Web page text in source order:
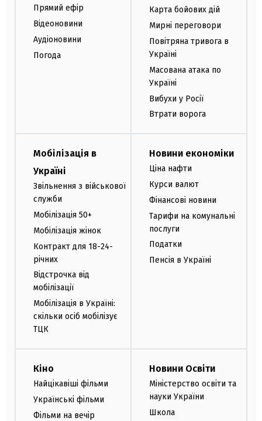
Прямий ефір
Відеоновини
Аудіоновини
Погода
Карта бойових дій
Мирні переговори
Повітряна тривога в
Україні
Масована атака по
Україні
Вибухи у Росії
Втрати ворога
Мобілізація в
Україні
Звільнення з військової
служби
Мобілізація 50+
Мобілізація жінок
Контракт для 18-24-
річних
Відстрочка від
мобілізації
Мобілізація в Україні:
скільки осіб мобілізує
ТЦК
Новини економіки
Ціна нафти
Курси валют
Фінансові новини
Тарифи на комунальні
послуги
Податки
Пенсія в Україні
Кіно
Найцікавіші фільми
Українські фільми
Фільми на вечір
Новини Освіти
Міністерство освіти та
науки України
Школа